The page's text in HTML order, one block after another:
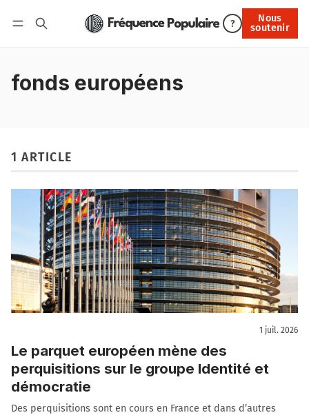
?
Nous
soutenir
Nous soutenir
fonds européens
1 ARTICLE
1 juil. 2026
Le parquet européen mène des
perquisitions sur le groupe Identité et
démocratie
Des perquisitions sont en cours en France et dans d’autres